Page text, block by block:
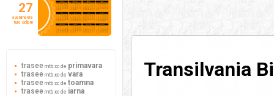
Transilvania
27
evenimente
ture ciclism
trasee mtb xc de primavara
trasee mtb xc de vara
trasee mtb xc de toamna
trasee mtb xc de iarna